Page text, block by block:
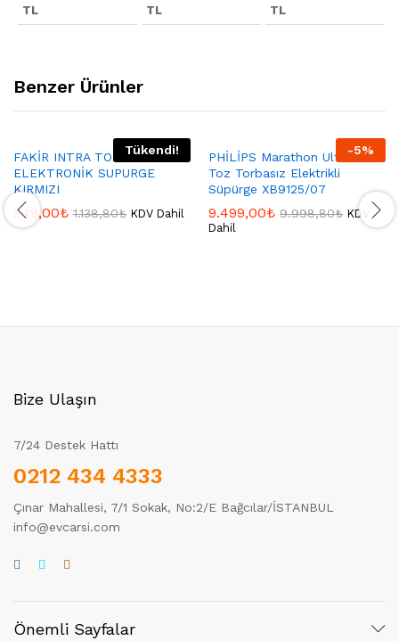
TL
TL
TL
Benzer Ürünler
Tükendi!
FAKİR INTRA TOZ TORBASIZ
ELEKTRONİK SUPURGE
KIRMIZI
949,00₺ 1.138,80₺ KDV Dahil
-5%
PHİLİPS Marathon Ultimate
Toz Torbasız Elektrikli
Süpürge XB9125/07
9.499,00₺ 9.998,80₺ KDV
Dahil
Bize Ulaşın
7/24 Destek Hattı
0212 434 4333
Çınar Mahallesi, 7/1 Sokak, No:2/E Bağcılar/İSTANBUL
info@evcarsi.com
Önemli Sayfalar